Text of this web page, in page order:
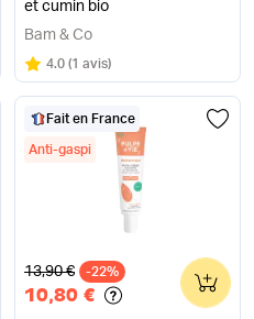
et cumin bio
Bam & Co
Note
4.0 sur 5
(1 avis)
Fait en France
Anti-gaspi
Ancien prix
13,90 € -22%
10,80 €
0